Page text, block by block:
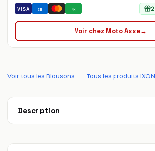
VISA CB 4× 2
Voir chez Moto Axxe→
Voir tous les Blousons · Tous les produits IXON
Description